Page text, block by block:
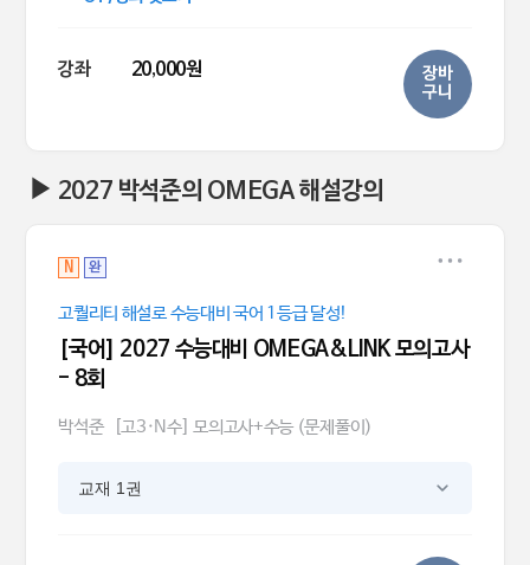
강좌 20,000원
장바
구니
▶ 2027 박석준의 OMEGA 해설강의
N 완
고퀄리티 해설로 수능대비 국어 1등급 달성!
[국어] 2027 수능대비 OMEGA&LINK 모의고사
- 8회
박석준 [고3·N수] 모의고사+수능 (문제풀이)
교재 1권